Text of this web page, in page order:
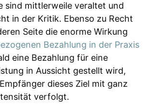
sind mittlerweile veraltet und
in der Kritik. Ebenso zu Recht
Seite die enorme Wirkung
Bezahlung in der Praxis
eine Bezahlung für eine
in Aussicht gestellt wird,
dieses Ziel mit ganz
verfolgt.